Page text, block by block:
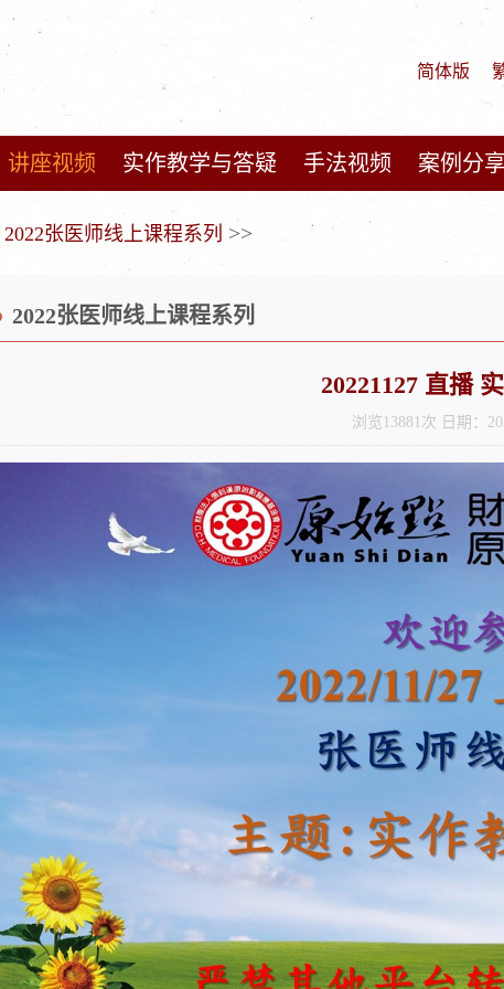
简体版
讲座视频 实作教学与答疑 手法视频 案例分享
2022张医师线上课程系列 >>
2022张医师线上课程系列
20221127 直播
浏览13881次 日期：